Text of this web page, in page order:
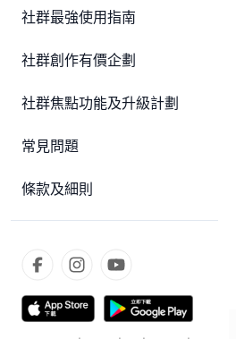
社群最強使用指南
社群創作有價企劃
社群焦點功能及升級計劃
常見問題
條款及細則